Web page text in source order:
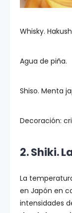
Whisky.
Agua de piña.
Shiso. Menta
Decoración:
2. Shiki.
La
en Japón en
intensidades